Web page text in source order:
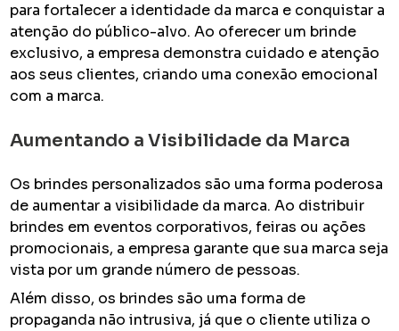
para fortalecer a identidade da marca e conquistar a
atenção do público-alvo. Ao oferecer um brinde
exclusivo, a empresa demonstra cuidado e atenção
aos seus clientes, criando uma conexão emocional
com a marca.
Aumentando a Visibilidade da Marca
Os brindes personalizados são uma forma poderosa
de aumentar a visibilidade da marca. Ao distribuir
brindes em eventos corporativos, feiras ou ações
promocionais, a empresa garante que sua marca seja
vista por um grande número de pessoas.
Além disso, os brindes são uma forma de
propaganda não intrusiva, já que o cliente utiliza o